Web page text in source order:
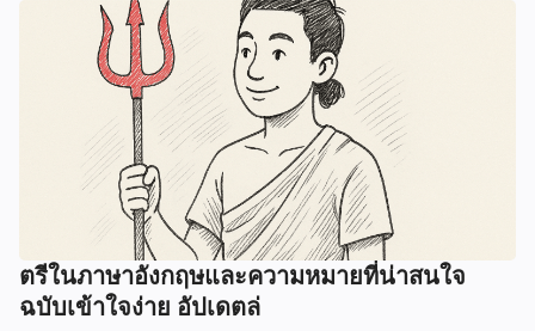
ตรีในภาษาอังกฤษและความหมายที่น่าสนใจ
ฉบับเข้าใจง่าย อัปเดตล่